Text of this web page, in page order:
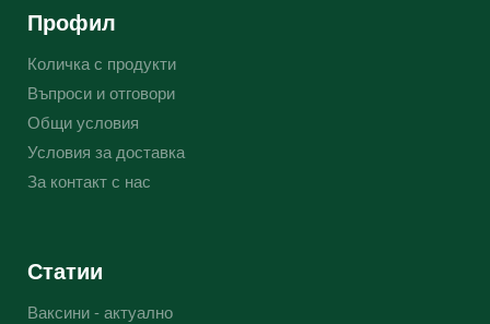
Профил
Количка с продукти
Въпроси и отговори
Общи условия
Условия за доставка
За контакт с нас
Статии
Ваксини - актуално